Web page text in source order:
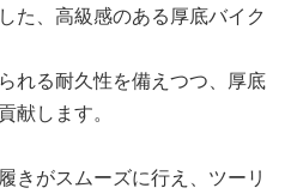
た、高級感のある厚底バイク
れる耐久性を備えつつ、厚底
献します。
きがスムーズに行え、ツーリ